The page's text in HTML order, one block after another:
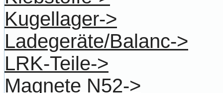
Kugellager->
Ladegeräte/Balanc->
LRK-Teile->
Magnete N52->